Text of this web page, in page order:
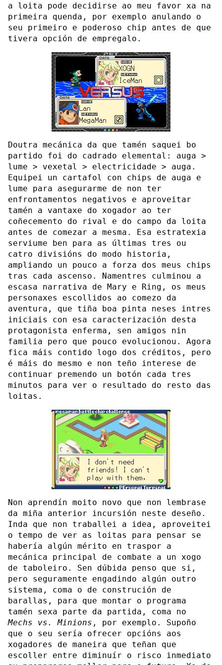
a loita pode decidirse ao meu favor xa na
primeira quenda, por exemplo anulando o
seu primeiro e poderoso chip antes de que
tivera opción de empregalo.
Doutra mecánica da que tamén saquei bo
partido foi do cadrado elemental: auga >
lume > vexetal > electricidade > auga.
Equipei un cartafol con chips de auga e
lume para asegurarme de non ter
enfrontamentos negativos e aproveitar
tamén a vantaxe do xogador ao ter
coñecemento do rival e do campo da loita
antes de comezar a mesma. Esa estratexia
serviume ben para as últimas tres ou
catro divisións do modo historia,
ampliando un pouco a forza dos meus chips
tras cada ascenso. Namentres culminou a
escasa narrativa de Mary e Ring, os meus
personaxes escollidos ao comezo da
aventura, que tiña boa pinta neses intres
iniciais con esa caracterización desta
protagonista enferma, sen amigos nin
familia pero que pouco evolucionou. Agora
fica máis contido logo dos créditos, pero
é máis do mesmo e non teño interese de
continuar premendo un botón cada tres
minutos para ver o resultado do resto das
loitas.
Non aprendín moito novo que non lembrase
da miña anterior incursión neste deseño.
Inda que non traballei a idea, aproveitei
o tempo de ver as loitas para pensar se
habería algún mérito en traspor a
mecánica principal de combate a un xogo
de taboleiro. Sen dúbida penso que si,
pero seguramente engadindo algún outro
sistema, coma o de construción de
barallas, para que montar o programa
tamén sexa parte da partida, coma no
Mechs vs. Minions , por exemplo. Supoño
que o seu sería ofrecer opcións aos
xogadores de maneira que teñan que
escoller entre diminuír o risco inmediato